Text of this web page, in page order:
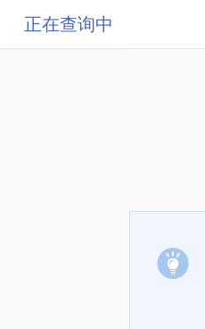
正在查询中